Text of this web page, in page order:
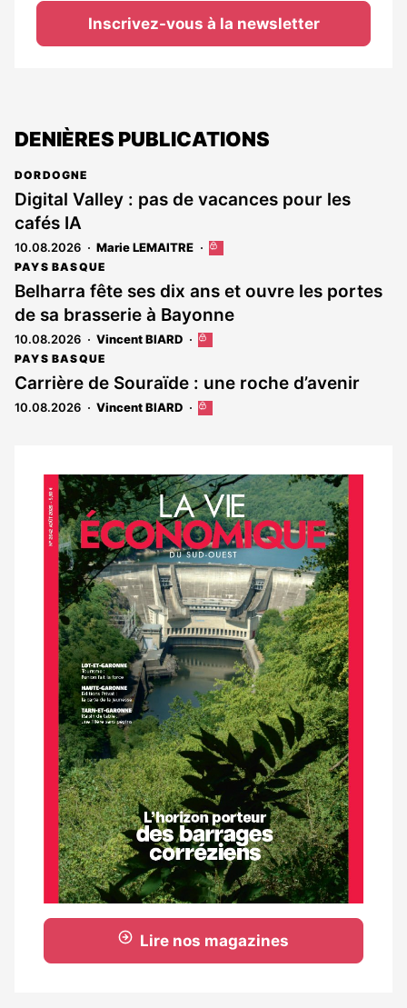
Inscrivez-vous à la newsletter
DENIÈRES PUBLICATIONS
DORDOGNE
Digital Valley : pas de vacances pour les
cafés IA
10.08.2026 Marie LEMAITRE
Cet
réservé
aux
abonnés
PAYS BASQUE
Belharra fête ses dix ans et ouvre les portes
de sa brasserie à Bayonne
10.08.2026 Vincent BIARD
Cet
réservé
aux
PAYS BASQUE
Carrière de Souraïde : une roche d’avenir
10.08.2026 Vincent BIARD
Cet
aux
abonnés
Notre
dernier
magazine
Lire nos magazines